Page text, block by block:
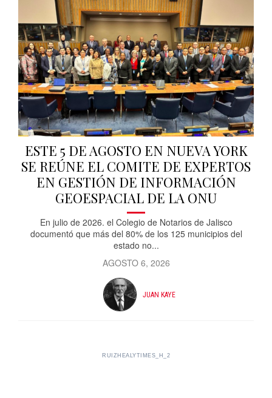
ESTE 5 DE AGOSTO EN NUEVA YORK
SE REÚNE EL COMITE DE EXPERTOS
EN GESTIÓN DE INFORMACIÓN
GEOESPACIAL DE LA ONU
En julio de 2026. el Colegio de Notarios de Jalisco
documentó que más del 80% de los 125 municipios del
estado no...
AGOSTO 6, 2026
JUAN KAYE
RUIZHEALYTIMES_H_2